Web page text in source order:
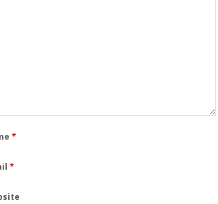
*
*